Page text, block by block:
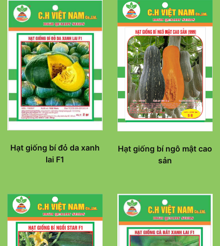
Hạt giống bí đỏ da xanh
lai F1
Hạt giống bí ngô mật cao
sản